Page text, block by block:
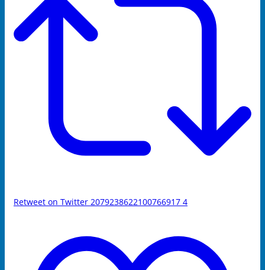
Retweet on Twitter 2079238622100766917 4